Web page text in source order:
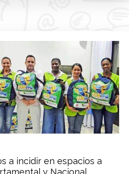
a incidir en espacios a
y Nacional,